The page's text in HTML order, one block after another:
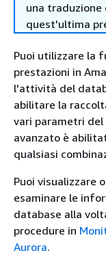
una traduzione
quest'ultima
Puoi utilizzare la
prestazioni in
l'attività del
abilitare la
vari parametri
avanzato è
qualsiasi
Puoi visualizzare
esaminare le
database alla
procedure in
Aurora.